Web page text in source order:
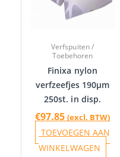
Verfspuiten /
Toebehoren
Finixa nylon
verfzeefjes 190µm
250st. in disp.
€97.85 (excl. BTW)
TOEVOEGEN AAN
WINKELWAGEN